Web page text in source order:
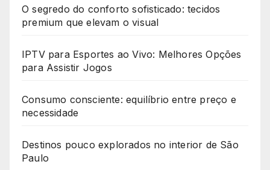
O segredo do conforto sofisticado: tecidos
premium que elevam o visual
IPTV para Esportes ao Vivo: Melhores Opções
para Assistir Jogos
Consumo consciente: equilíbrio entre preço e
necessidade
Destinos pouco explorados no interior de São
Paulo